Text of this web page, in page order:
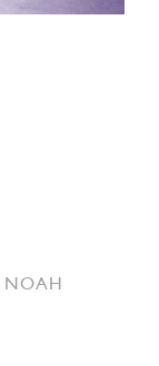
NOAH